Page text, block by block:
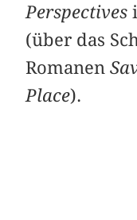
Perspectives
(über das
Romanen
Place).